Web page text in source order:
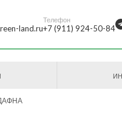
land.ru
Телефон
+7 (911) 924-50-84